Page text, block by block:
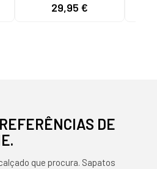
C59810 - - NYLON
29,95 €
DE
que procura. Sapatos